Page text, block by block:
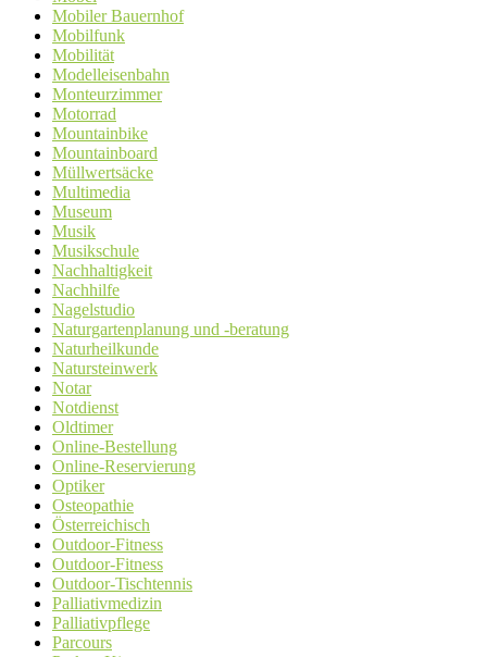
Mobiler Bauernhof
Mobilfunk
Mobilität
Modelleisenbahn
Monteurzimmer
Motorrad
Mountainbike
Mountainboard
Müllwertsäcke
Multimedia
Museum
Musik
Musikschule
Nachhaltigkeit
Nachhilfe
Nagelstudio
Naturgartenplanung und -beratung
Naturheilkunde
Natursteinwerk
Notar
Notdienst
Oldtimer
Online-Bestellung
Online-Reservierung
Optiker
Osteopathie
Österreichisch
Outdoor-Fitness
Outdoor-Fitness
Outdoor-Tischtennis
Palliativmedizin
Palliativpflege
Parcours